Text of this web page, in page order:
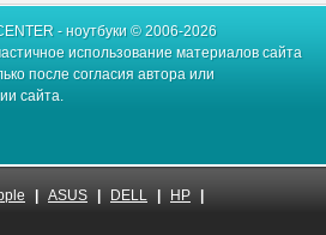
- ноутбуки © 2006-2026
использование материалов сайта
после согласия автора или
сайта.
ASUS DELL HP